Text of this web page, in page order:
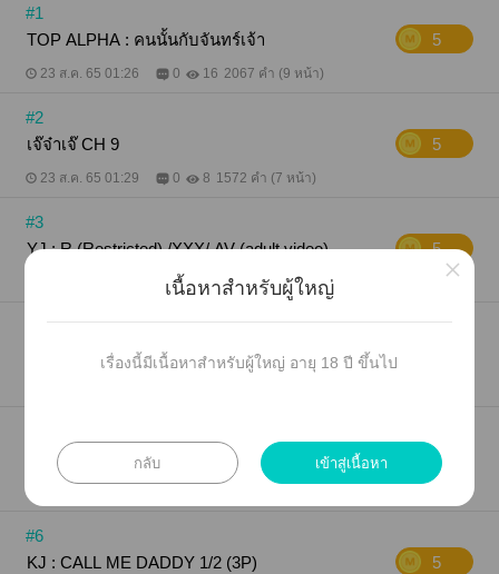
#1
TOP ALPHA : คนนั้นกับจันทร์เจ้า
5
23 ส.ค. 65 01:26 0 16 2067 คำ (9 หน้า)
#2
เจ๊จ๋าเจ๊ CH 9
5
23 ส.ค. 65 01:29 0 8 1572 คำ (7 หน้า)
#3
YJ : R (Restricted) /XXX/ AV (adult video)
5
0 17 3318 คำ (14 หน้า)
ผัวกาเท้ย : NONGJA LOYKRATONGDAY
KOOKJIN : MY PET
5
#6
KJ : CALL ME DADDY 1/2 (3P)
5
เนื้อหาสำหรับผู้ใหญ่
เรื่องนี้มีเนื้อหาสำหรับผู้ใหญ่ อายุ 18 ปี ขึ้นไป
กลับ เข้าสู่เนื้อหา
×